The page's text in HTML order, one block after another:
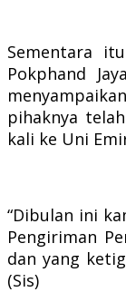
Sementara
Pokphand
pihaknya
kali ke Uni
“Dibulan ini
Pengiriman
dan yang
(Sis)